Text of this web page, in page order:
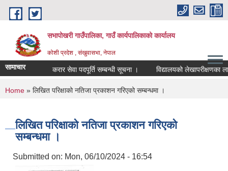
Skip to main content
सभापोखरी गाउँपालिका, गाउँ कार्यपालिकाको कार्यालय
कोशी प्रदेश , संखुवासभा, नेपाल
सामाचार करार सेवा पदपूर्ति सम्बन्धी सूचना ।
You are here
Home » लिखित परिक्षाको नतिजा प्रकाशन गरिएको सम्बन्धमा ।
लिखित परिक्षाको नतिजा प्रकाशन गरिएको
सम्बन्धमा ।
Submitted on: Mon, 06/10/2024 - 16:54